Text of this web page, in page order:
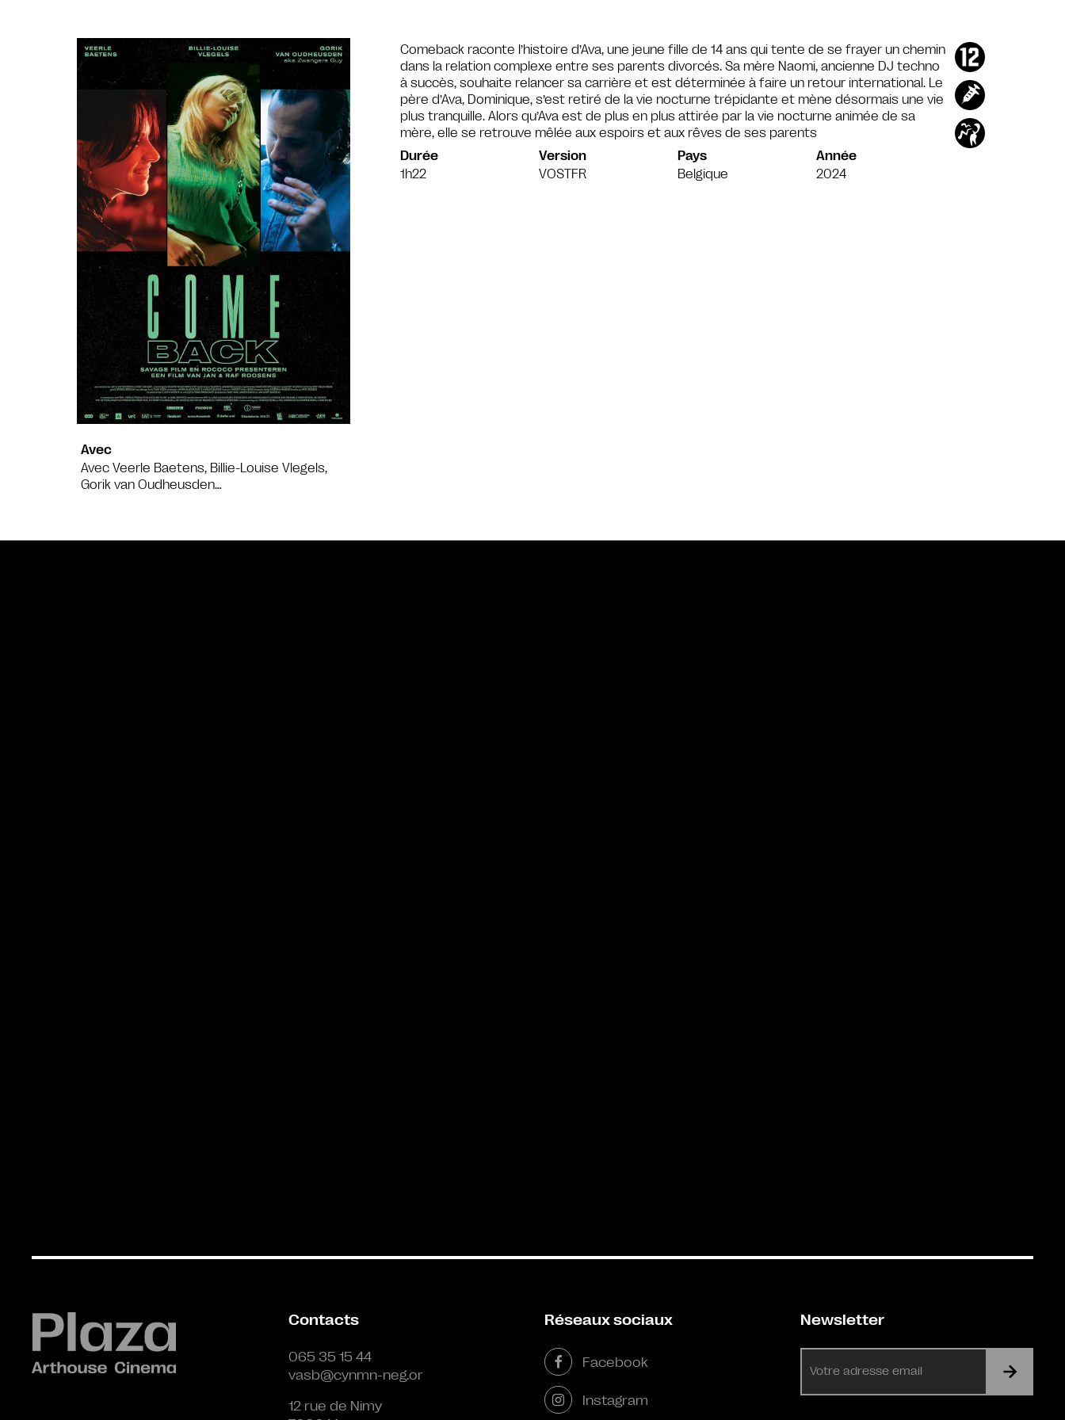
Avec
Avec Veerle Baetens, Billie-Louise Vlegels,
Gorik van Oudheusden…
Comeback raconte l’histoire d’Ava, une jeune fille de 14 ans qui tente de se frayer un chemin
dans la relation complexe entre ses parents divorcés. Sa mère Naomi, ancienne DJ techno
à succès, souhaite relancer sa carrière et est déterminée à faire un retour international. Le
père d’Ava, Dominique, s’est retiré de la vie nocturne trépidante et mène désormais une vie
plus tranquille. Alors qu’Ava est de plus en plus attirée par la vie nocturne animée de sa
mère, elle se retrouve mêlée aux espoirs et aux rêves de ses parents
Durée
1h22
Version
VOSTFR
Pays
Belgique
Année
2024
Contacts
065 35 15 44
vasb@cynmn-neg.or
12 rue de Nimy
Réseaux sociaux
Facebook
Instagram
Newsletter
mail